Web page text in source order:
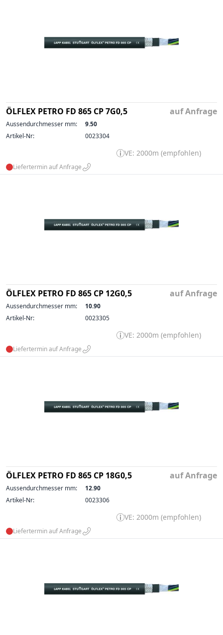
ÖLFLEX PETRO FD 865 CP 7G0,5 auf Anfrage
Aussendurchmesser mm:
9.50
Artikel-Nr:
0023304
VE: 2000m (empfohlen)
Liefertermin auf Anfrage
ÖLFLEX PETRO FD 865 CP 12G0,5 auf Anfrage
Aussendurchmesser mm:
10.90
Artikel-Nr:
0023305
VE: 2000m (empfohlen)
Liefertermin auf Anfrage
ÖLFLEX PETRO FD 865 CP 18G0,5 auf Anfrage
Aussendurchmesser mm:
12.90
Artikel-Nr:
0023306
VE: 2000m (empfohlen)
Liefertermin auf Anfrage